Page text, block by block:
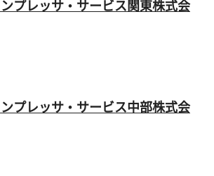
プレッサ・サービス関東株式会
プレッサ・サービス中部株式会